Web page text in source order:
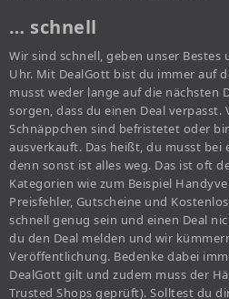
… schnell
Wir sind schnell, geben unser Bestes
Uhr. Mit DealGott bist du immer auf
musst weder lange auf die nächsten
sorgen, dass du einen Deal
Schnäppchen sind befristetet oder
ausverkauft. Das heißt, du musst bei
denn sonst ist alles weg. Das ist oft
Kategorien wie zum Beispiel
Preisfehler, Gutscheine und
schnell genug sein und einen Deal
du den Deal melden und wir
Veröffentlichung. Bedenke dabei
DealGott gilt und zudem muss der
Trusted Shops geprüft). Solltest du